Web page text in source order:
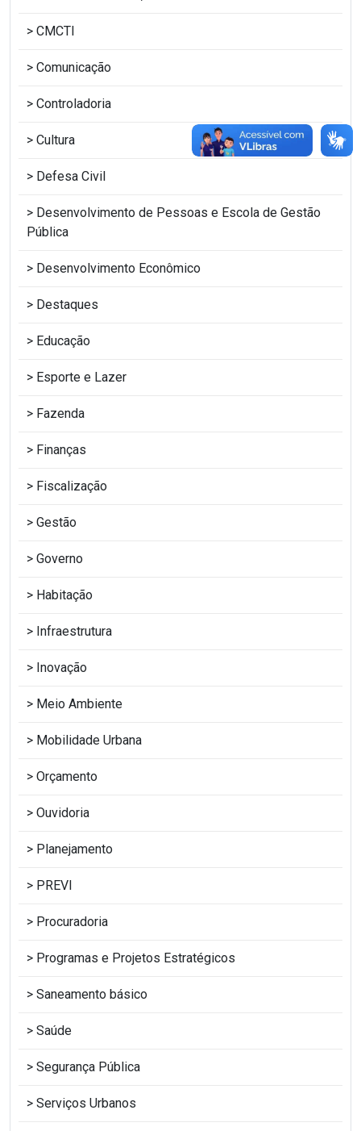
CMCTI
Comunicação
Controladoria
Cultura
Defesa Civil
Desenvolvimento de Pessoas e Escola de Gestão
Pública
Desenvolvimento Econômico
Destaques
Educação
Esporte e Lazer
Fazenda
Finanças
Fiscalização
Gestão
Governo
Habitação
Infraestrutura
Inovação
Meio Ambiente
Mobilidade Urbana
Orçamento
Ouvidoria
Planejamento
PREVI
Procuradoria
Programas e Projetos Estratégicos
Saneamento básico
Saúde
Segurança Pública
Serviços Urbanos